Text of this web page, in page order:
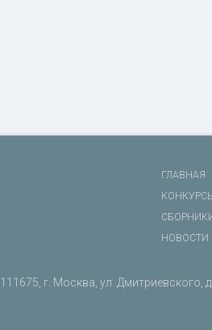
ГЛАВНАЯ
НОВОСТИ
111675, г. Москва, ул. Дмитриевского,